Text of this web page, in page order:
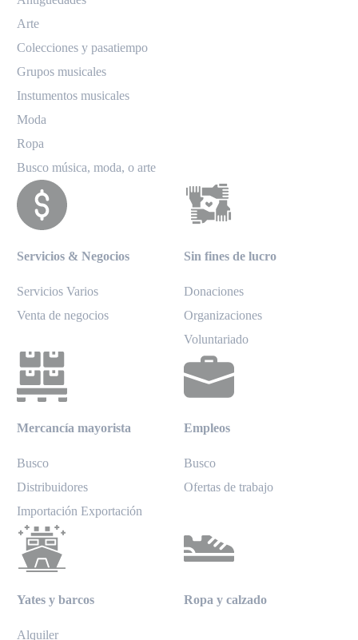
Arte
Colecciones y pasatiempo
Grupos musicales
Instumentos musicales
Moda
Ropa
Busco música, moda, o arte
Servicios & Negocios
Servicios Varios
Venta de negocios
Sin fines de lucro
Donaciones
Organizaciones
Voluntariado
Mercancía mayorista
Busco
Distribuidores
Importación Exportación
Empleos
Busco
Ofertas de trabajo
Yates y barcos
Alquiler
Ropa y calzado